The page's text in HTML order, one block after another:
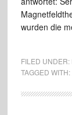
wurden die
FILED UNDER:
TAGGED WITH: